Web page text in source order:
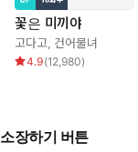
꽃은 미끼야
고다고, 건어물녀
4.9(12,980)
소장하기 버튼